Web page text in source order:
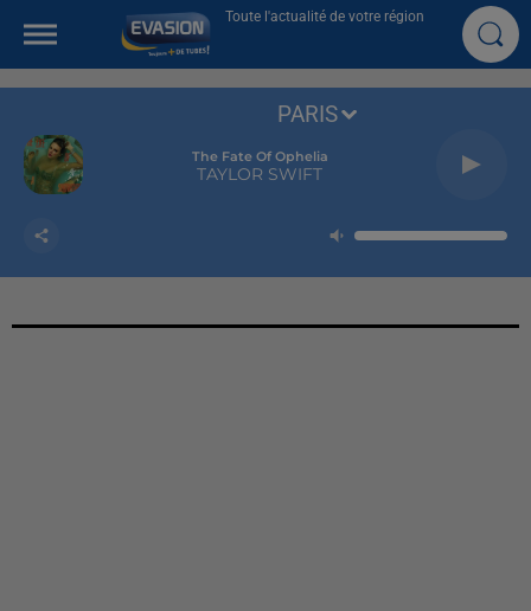
Toute l'actualité de votre région
The Fate Of Ophelia
TAYLOR SWIFT
PARIS